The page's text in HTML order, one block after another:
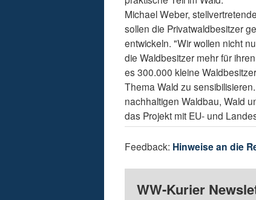
Michael Weber,
sollen die Privatwaldbesitzer
entwickeln. "Wir wollen nicht
die Waldbesitzer mehr für
es 300.000 kleine
Thema Wald zu
nachhaltigen Waldbau, Wald
das Projekt mit EU- und
Feedback: Hinweise an die
WW-Kurier